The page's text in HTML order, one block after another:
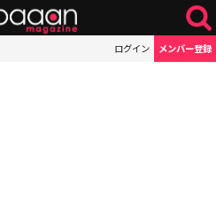
ログイン メンバー登録